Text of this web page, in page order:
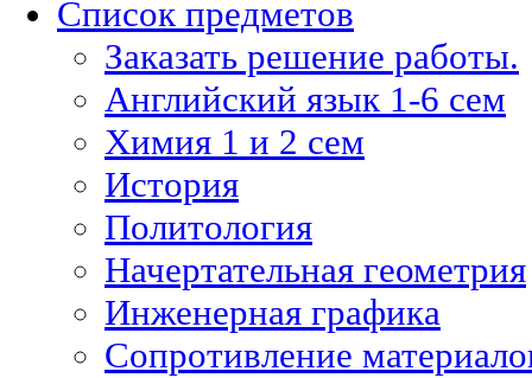
Список предметов
Заказать решение работы.
Английский язык 1-6 сем
Химия 1 и 2 сем
История
Политология
Начертательная геометрия
Инженерная графика
Сопротивление